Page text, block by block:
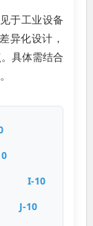
于工业设备
异化设计，
具体需结合
I-10
J-10